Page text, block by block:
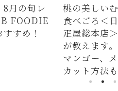
月の旬レ
FOODIE
すめ！
桃の美しい
食べごろ＜
疋屋総本店
が教えます。
マンゴー、
カット方法